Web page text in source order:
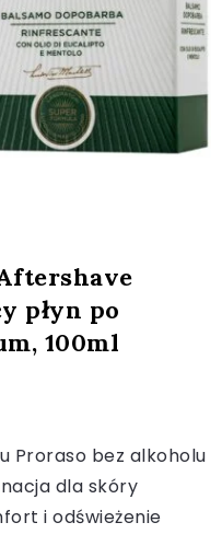
płyn po
100ml
Proraso bez alkoholu
dla skóry
i odświeżenie